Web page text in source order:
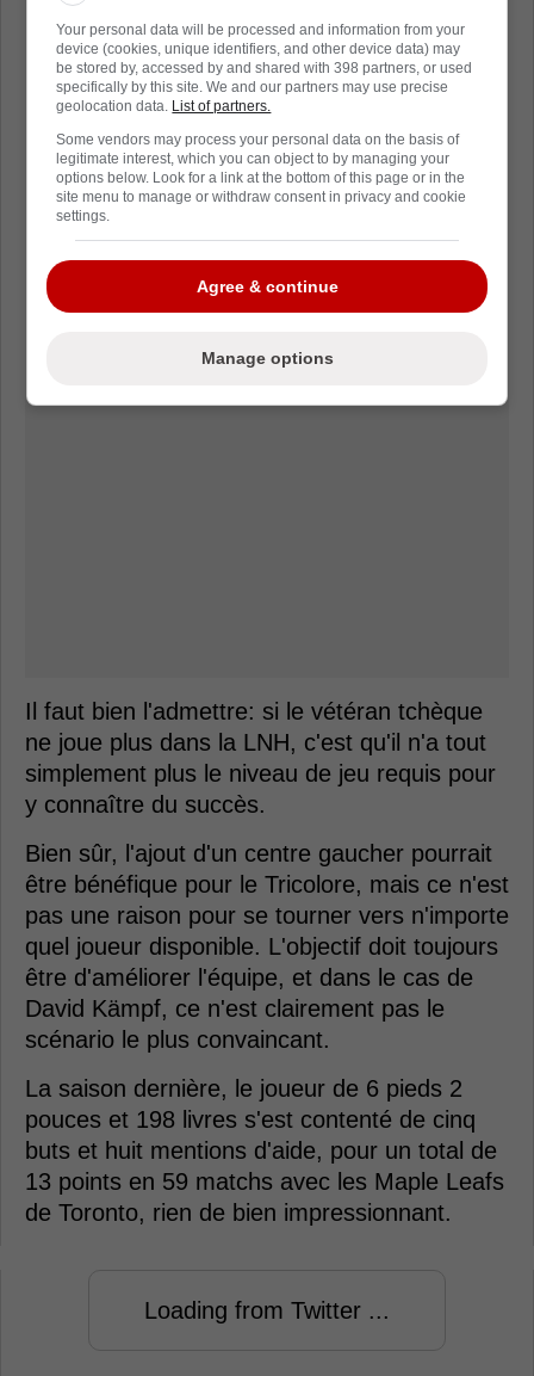
Il faut bien l'admettre: si le vétéran tchèque
ne joue plus dans la LNH, c'est qu'il n'a tout
simplement plus le niveau de jeu requis pour
y connaître du succès.
Bien sûr, l'ajout d'un centre gaucher pourrait
être bénéfique pour le Tricolore, mais ce n'est
pas une raison pour se tourner vers n'importe
quel joueur disponible. L'objectif doit toujours
être d'améliorer l'équipe, et dans le cas de
David Kämpf, ce n'est clairement pas le
scénario le plus convaincant.
La saison dernière, le joueur de 6 pieds 2
pouces et 198 livres s'est contenté de cinq
buts et huit mentions d'aide, pour un total de
13 points en 59 matchs avec les Maple Leafs
de Toronto, rien de bien impressionnant.
Loading from Twitter ...
Your personal data will be processed and information from your
device (cookies, unique identifiers, and other device data) may
be stored by, accessed by and shared with 398 partners, or used
specifically by this site. We and our partners may use precise
geolocation data. List of partners.
Some vendors may process your personal data on the basis of
legitimate interest, which you can object to by managing your
options below. Look for a link at the bottom of this page or in the
site menu to manage or withdraw consent in privacy and cookie
settings.
Agree & continue
Manage options